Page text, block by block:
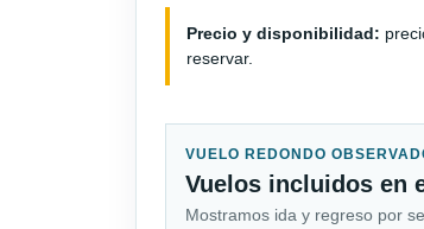
Precio y disponibilidad:
reservar.
VUELO REDONDO
Vuelos incluidos en
Mostramos ida y regreso por